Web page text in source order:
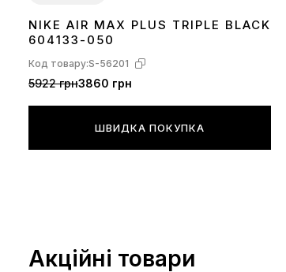
3637 38 39 404142 434445
NIKE AIR MAX PLUS TRIPLE BLACK
604133-050
Код товару:S-56201
5922 грн3860 грн
ШВИДКА ПОКУПКА
Акційні товари